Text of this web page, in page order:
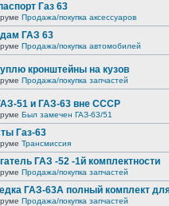
Газ 63
Продажа/покупка аксессуаров
ГАЗ 63
Продажа/покупка автомобилей
кронштейны на кузов
Продажа/покупка запчастей
51 и ГАЗ-63 вне СССР
Был замечен ГАЗ-63/51
Газ-63
Трансмиссия
ГАЗ -52 -1й комплектности
Продажа/покупка запчастей
ГАЗ-63А полный комплект
Продажа/покупка запчастей